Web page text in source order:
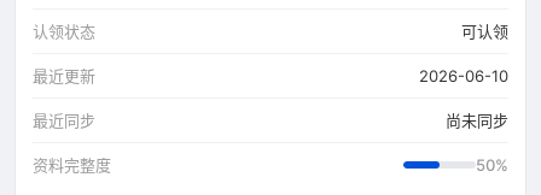
认领状态 可认领
最近更新 2026-06-10
最近同步 尚未同步
资料完整度 50%